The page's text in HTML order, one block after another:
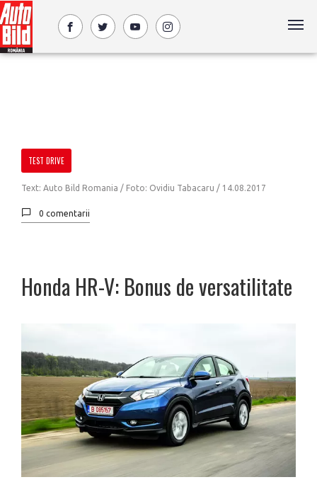
TEST DRIVE
Text: Auto Bild Romania / Foto: Ovidiu Tabacaru / 14.08.2017
0 comentarii
Honda HR-V: Bonus de versatilitate